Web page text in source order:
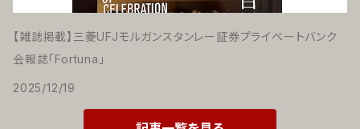
【雑誌掲載】三菱UFJモルガンスタンレー証券プライベートバンク
会報誌「Fortuna」
2025/12/19